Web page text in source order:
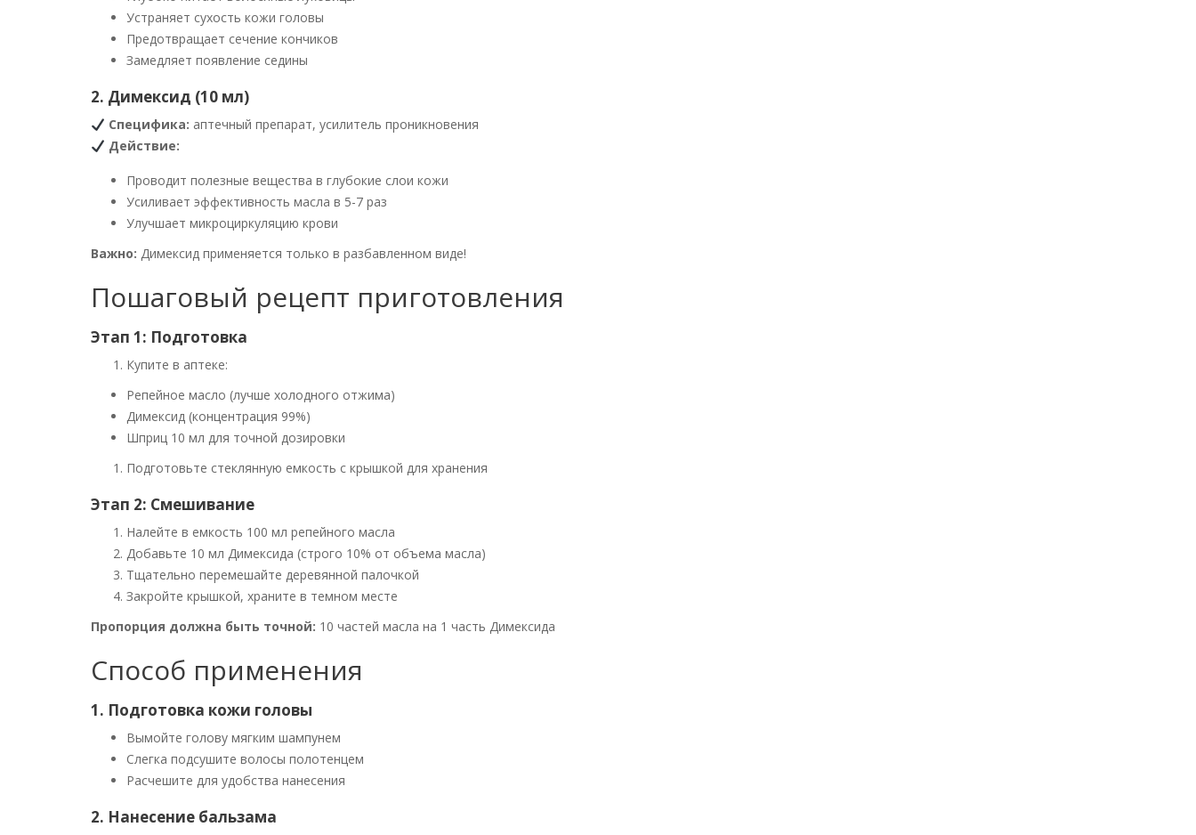
Устраняет сухость кожи головы
Предотвращает сечение кончиков
Замедляет появление седины
2. Димексид (10 мл)
Специфика: аптечный препарат, усилитель проникновения
Действие:
Проводит полезные вещества в глубокие слои кожи
Усиливает эффективность масла в 5-7 раз
Улучшает микроциркуляцию крови
Важно: Димексид применяется только в разбавленном виде!
Пошаговый рецепт приготовления
Этап 1: Подготовка
Купите в аптеке:
Репейное масло (лучше холодного отжима)
Димексид (концентрация 99%)
Шприц 10 мл для точной дозировки
Подготовьте стеклянную емкость с крышкой для хранения
Этап 2: Смешивание
Налейте в емкость 100 мл репейного масла
Добавьте 10 мл Димексида (строго 10% от объема масла)
Тщательно перемешайте деревянной палочкой
Закройте крышкой, храните в темном месте
Пропорция должна быть точной: 10 частей масла на 1 часть Димексида
Способ применения
1. Подготовка кожи головы
Вымойте голову мягким шампунем
Слегка подсушите волосы полотенцем
Расчешите для удобства нанесения
2. Нанесение бальзама